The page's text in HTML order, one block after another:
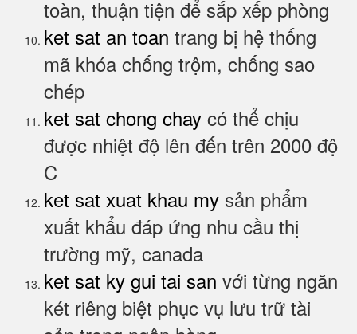
toàn, thuận tiện để sắp xếp phòng
ket sat an toan trang bị hệ thống
mã khóa chống trộm, chống sao
chép
ket sat chong chay có thể chịu
được nhiệt độ lên đến trên 2000 độ
C
ket sat xuat khau my sản phẩm
xuất khẩu đáp ứng nhu cầu thị
trường mỹ, canada
ket sat ky gui tai san với từng ngăn
két riêng biệt phục vụ lưu trữ tài